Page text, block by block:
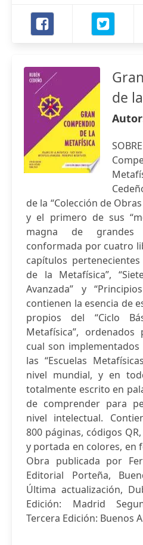
de
de la “Colección de
y el primero de sus
magna de grandes
conformada por cuatro
capítulos
de la Metafísica”,
Avanzada” y
contienen la esencia de
propios del “Ciclo
Metafísica”, ordenados
cual son
las “Escuelas
nivel mundial, y en
totalmente escrito en
de comprender para
nivel intelectual.
800 páginas, códigos
y portada en colores, en
Obra publicada por
Editorial Porteña,
Última actualización,
Edición: Madrid
Tercera Edición: Buenos